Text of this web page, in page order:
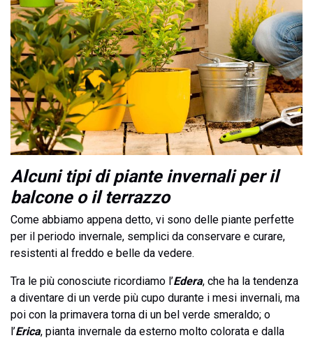
Alcuni tipi di piante invernali per il
balcone o il terrazzo
Come abbiamo appena detto, vi sono delle piante perfette
per il periodo invernale, semplici da conservare e curare,
resistenti al freddo e belle da vedere.
Tra le più conosciute ricordiamo l’Edera, che ha la tendenza
a diventare di un verde più cupo durante i mesi invernali, ma
poi con la primavera torna di un bel verde smeraldo; o
l’Erica, pianta invernale da esterno molto colorata e dalla